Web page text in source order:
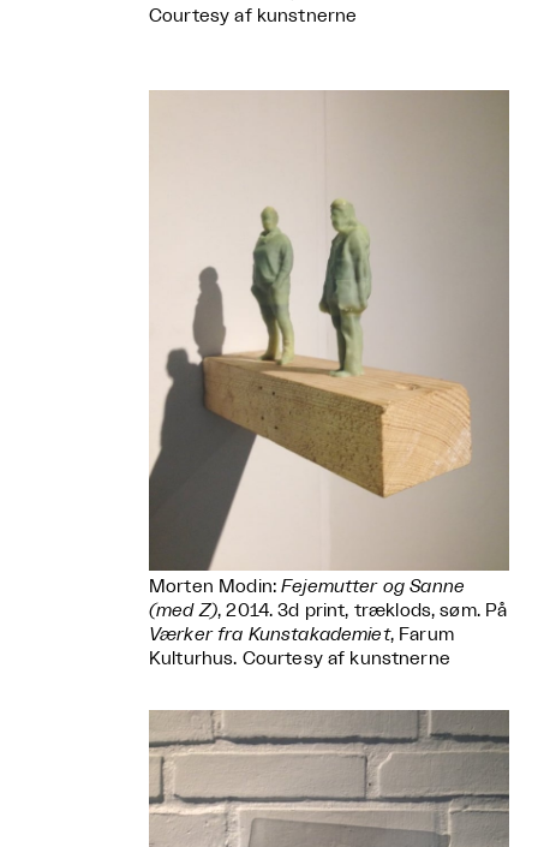
Courtesy af kunstnerne
Morten Modin:Fejemutter og Sanne
(med Z), 2014. 3d print, træklods, søm. På
Værker fra Kunstakademiet, Farum
Kulturhus. Courtesy af kunstnerne